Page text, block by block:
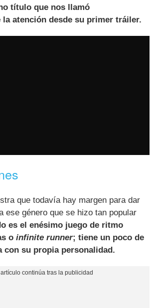
título que nos llamó
la atención desde su primer tráiler.
que todavía hay margen para dar
ese género que se hizo tan popular
es el enésimo juego de ritmo
oinfinite runner; tiene un poco de
con su propia personalidad.